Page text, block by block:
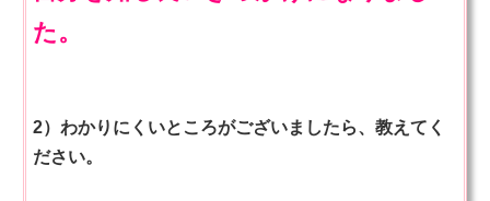
た。
2）わかりにくいところがございましたら、教えてく
ださい。